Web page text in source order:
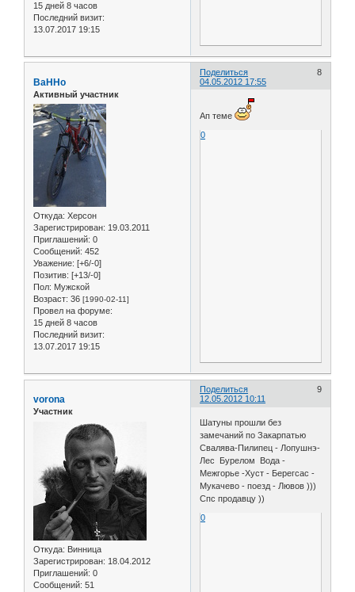
15 дней 8 часов
Последний визит:
13.07.2017 19:15
Поделиться
8
04.05.2012 17:55
BaHHo
Активный участник
Откуда: Херсон
Зарегистрирован: 19.03.2011
Приглашений: 0
Сообщений: 452
Уважение: [+6/-0]
Позитив: [+13/-0]
Пол: Мужской
Возраст: 36 [1990-02-11]
Провел на форуме:
15 дней 8 часов
Последний визит:
13.07.2017 19:15
Ап теме
0
Поделиться
9
12.05.2012 10:11
vorona
Участник
Откуда: Винница
Зарегистрирован: 18.04.2012
Приглашений: 0
Сообщений: 51
Шатуны прошли без
замечаний по Закарпатью
Свалява-Пилипец - Лопушнэ-
Лес Бурелом Вода -
Межгорье -Хуст - Берегсас -
Мукачево - поезд - Лювов )))
Спс продавцу ))
0